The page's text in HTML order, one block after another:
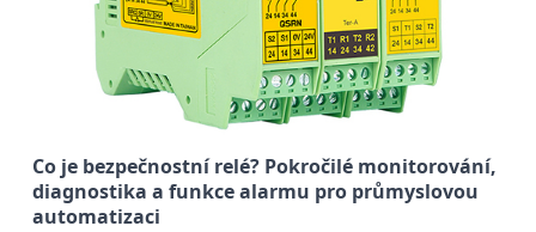
Co je bezpečnostní relé? Pokročilé monitorování,
diagnostika a funkce alarmu pro průmyslovou
automatizaci